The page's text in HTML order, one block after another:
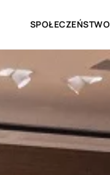
SPOŁECZEŃSTWO